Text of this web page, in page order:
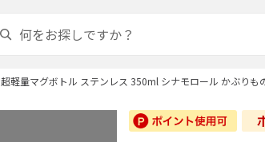
超軽量マグボトル ステンレス 350ml シナモロール かぶりも